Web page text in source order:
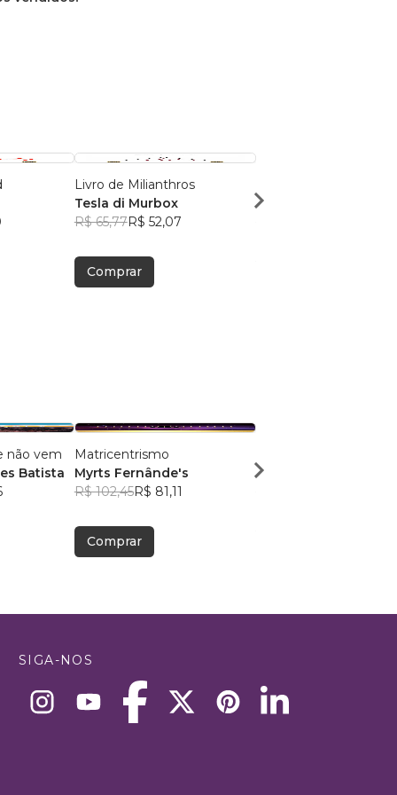
Livro de Milianthros
Tesla di Murbox
R$ 65,77R$ 52,07
Comprar
Tesla di Murbox
não vem
Batista
Matricentrismo
Myrts Fernânde's
R$ 102,45R$ 81,11
Comprar
Samuel Câmara
SIGA-NOS